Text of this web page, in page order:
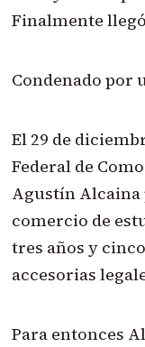
Finalmente
Condenado por
El 29 de
Federal de
Agustín
comercio de
tres años y
accesorias
Para entonces